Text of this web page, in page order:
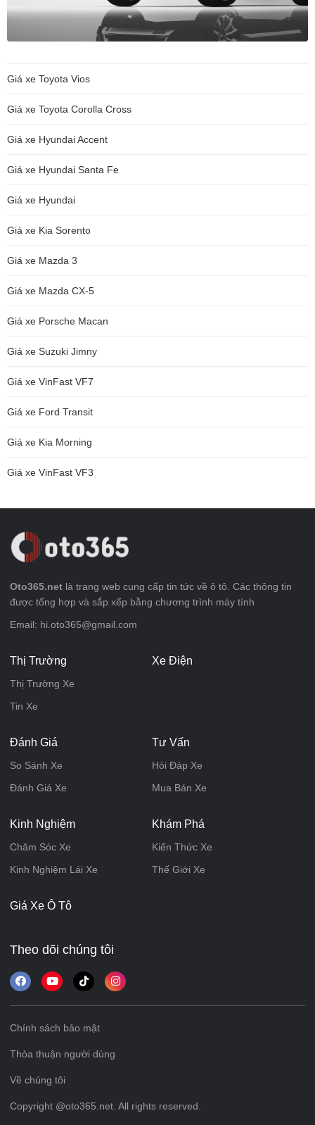
Giá xe Toyota Vios
Giá xe Toyota Corolla Cross
Giá xe Hyundai Accent
Giá xe Hyundai Santa Fe
Giá xe Hyundai
Giá xe Kia Sorento
Giá xe Mazda 3
Giá xe Mazda CX-5
Giá xe Porsche Macan
Giá xe Suzuki Jimny
Giá xe VinFast VF7
Giá xe Ford Transit
Giá xe Kia Morning
Giá xe VinFast VF3
Oto365.net là trang web cung cấp tin tức về ô tô. Các thông tin
được tổng hợp và sắp xếp bằng chương trình máy tính
Email: hi.oto365@gmail.com
Thị Trường
Thị Trường Xe
Tin Xe
Xe Điện
Đánh Giá
So Sánh Xe
Đánh Giá Xe
Tư Vấn
Hỏi Đáp Xe
Mua Bán Xe
Kinh Nghiệm
Chăm Sóc Xe
Kinh Nghiệm Lái Xe
Khám Phá
Kiến Thức Xe
Thế Giới Xe
Giá Xe Ô Tô
Theo dõi chúng tôi
Chính sách bảo mật
Thỏa thuận người dùng
Về chúng tôi
Copyright @oto365.net. All rights reserved.